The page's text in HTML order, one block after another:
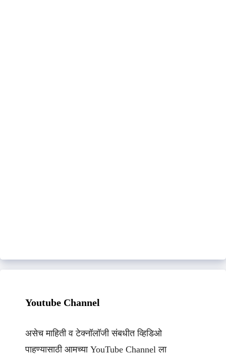
Youtube Channel
असेच माहिती व टेक्नॉलॉजी संबधीत व्हिडिओ
पाहण्यासाठी आमच्या YouTube Channel ला